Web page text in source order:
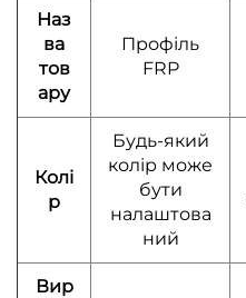
Наз
ва
тов
ару
Профіль
FRP
Колі
р
Будь-який
колір може
бути
налаштова
ний
Вир